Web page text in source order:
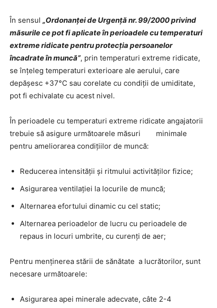
În sensul „Ordonanţei de Urgenţă nr. 99/2000 privind
măsurile ce pot fi aplicate în perioadele cu temperaturi
extreme ridicate pentru protecţia persoanelor
încadrate în muncă”, prin temperaturi extreme ridicate,
se înţeleg temperaturi exterioare ale aerului, care
depăşesc +37°C sau corelate cu condiții de umiditate,
pot fi echivalate cu acest nivel.
În perioadele cu temperaturi extreme ridicate angajatorii
trebuie să asigure următoarele măsuri minimale
pentru ameliorarea condiţiilor de muncă:
Reducerea intensităţii şi ritmului activităţilor fizice;
Asigurarea ventilaţiei la locurile de muncă;
Alternarea efortului dinamic cu cel static;
Alternarea perioadelor de lucru cu perioadele de
repaus in locuri umbrite, cu curenţi de aer;
Pentru menţinerea stării de sănătate a lucrătorilor, sunt
necesare următoarele:
Asigurarea apei minerale adecvate, câte 2-4